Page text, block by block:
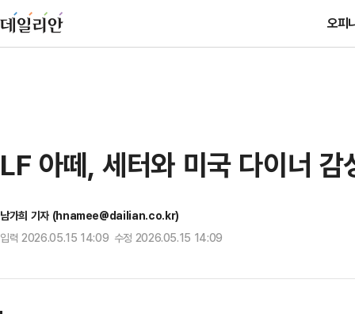
오피
LF 아떼, 세터와 미국 다이너
남가희 기자 (hnamee@dailian.co.kr)
입력 2026.05.15 14:09 수정 2026.05.15 14:09